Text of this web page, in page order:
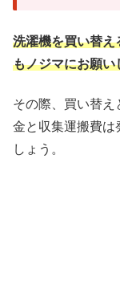
洗濯機を買い替え
もノジマにお願い
その際、買い替
金と収集運搬費は
しょう。